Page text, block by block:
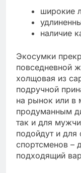
широкие
наличие
Экосумки
повседневной
холщовая из
подручной
на рынок или в
продуманным
так и для
подойдут и для
спортсменов –
подходящий